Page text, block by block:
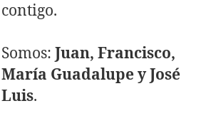
contigo.
Somos: Juan, Francisco,
María Guadalupe y José
Luis.